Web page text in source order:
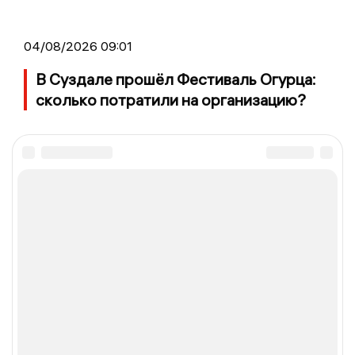
04/08/2026 09:01
В Суздале прошёл Фестиваль Огурца:
сколько потратили на организацию?